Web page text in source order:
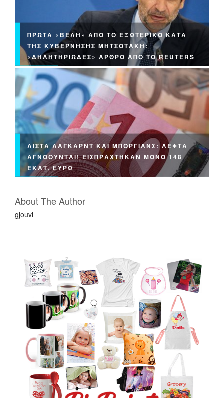
ΠΡΏΤΑ «ΒΈΛΗ» ΑΠΌ ΤΟ ΕΞΩΤΕΡΙΚΌ ΚΑΤΆ
ΤΗΣ ΚΥΒΈΡΝΗΣΗΣ ΜΗΤΣΟΤΆΚΗ:
«ΔΗΛΗΤΗΡΙΏΔΕΣ» ΆΡΘΡΟ ΑΠΌ ΤΟ REUTERS
ΛΊΣΤΑ ΛΑΓΚΆΡΝΤ ΚΑΙ ΜΠΌΡΓΙΑΝΣ: ΛΕΦΤΆ
ΑΓΝΟΟΎΝΤΑΙ! ΕΙΣΠΡΆΧΤΗΚΑΝ ΜΌΝΟ 148
ΕΚΑΤ. ΕΥΡΏ
About The Author
gjouvi